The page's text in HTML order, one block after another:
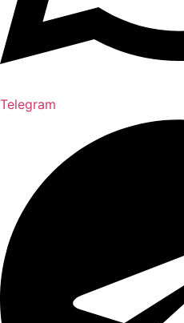
Telegram